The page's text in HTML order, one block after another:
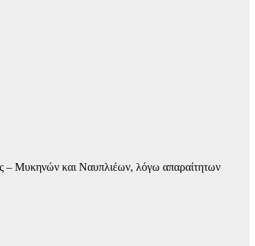
– Μυκηνών και Ναυπλιέων, λόγω απαραίτητων